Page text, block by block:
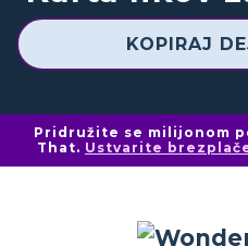
KOPIRAJ
Pridružite se milijonom
That. Ustvarite